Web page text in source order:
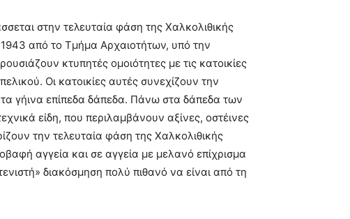
στην τελευταία φάση της Χαλκολιθικής
από το Τμήμα Αρχαιοτήτων, υπό την
κτυπητές ομοιότητες με τις κατοικίες
Οι κατοικίες αυτές συνεχίζουν την
τα γήινα επίπεδα δάπεδα. Πάνω στα δάπεδα των
είδη, που περιλαμβάνουν αξίνες, οστέινες
την τελευταία φάση της Χαλκολιθικής
αγγεία και σε αγγεία με μελανό επίχρισμα
διακόσμηση πολύ πιθανό να είναι από τη